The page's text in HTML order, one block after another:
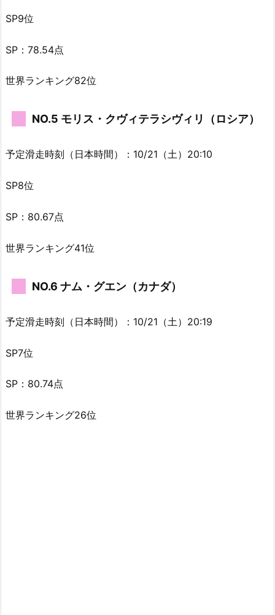
SP9位
SP：78.54点
世界ランキング82位
NO.5 モリス・クヴィテラシヴィリ（ロシア）
予定滑走時刻（日本時間）：10/21（土）20:10
SP8位
SP：80.67点
世界ランキング41位
NO.6 ナム・グエン（カナダ）
予定滑走時刻（日本時間）：10/21（土）20:19
SP7位
SP：80.74点
世界ランキング26位